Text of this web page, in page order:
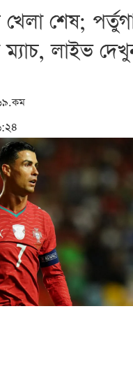
খেলা শেষ;
লাইভ